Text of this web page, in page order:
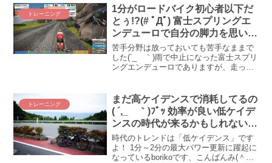
SST（Short）を使ったほぼほぼ全力走
で、40分の持続パワーを測定しました。
トレーニング
1分がロードバイク初心者以下だ
とぅ!?(# ﾟДﾟ) 富士スプリングエ
ンデューロで自分の脚力を思い知
る
苦手分野は放っておいても苦手なままで
した(´_ゝ｀)雨で中止になった富士スプリ
ングエンデューロでありますが、走った
アナタ！！ 1分、30秒の弱さですよ(´；
ω；`)ｳ...
トレーニング
まだ高ケイデンスで消耗してるの
( ´,_ゝ｀)ﾌﾟｯ 効率が良い低ケイデ
ンスの時代が来るかもしれない
（来ない
時代のトレンドは「低ケイデンス」です
よ！ 1分～2分の最大パワー更新に躍起に
なっているborikoです、こんばんみ(＾ω